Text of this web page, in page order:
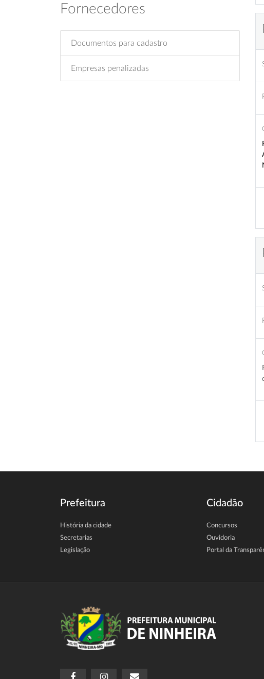
Fornecedores
Documentos para cadastro
Empresas penalizadas
Prefeitura
História da cidade
Secretarias
Legislação
Cidadão
Concursos
Ouvidoria
Portal da